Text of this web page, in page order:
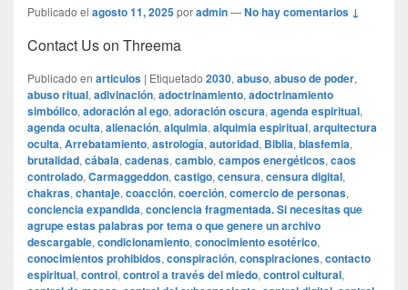
Publicado el agosto 11, 2025poradmin—No hay comentarios ↓
Contact Us on Threema
Publicado en articulos | Etiquetado 2030, abuso, abuso de poder,
abuso ritual, adivinación, adoctrinamiento, adoctrinamiento
simbólico, adoración al ego, adoración oscura, agenda espiritual,
agenda oculta, alienación, alquimia, alquimia espiritual, arquitectura
oculta, Arrebatamiento, astrología, autoridad, Biblia, blasfemia,
brutalidad, cábala, cadenas, cambio, campos energéticos, caos
controlado, Carmaggeddon, castigo, censura, censura digital,
chakras, chantaje, coacción, coerción, comercio de personas,
conciencia expandida, conciencia fragmentada. Si necesitas que
agrupe estas palabras por tema o que genere un archivo
descargable, condicionamiento, conocimiento esotérico,
conocimientos prohibidos, conspiración, conspiraciones, contacto
espiritual, control, control a través del miedo, control cultural,